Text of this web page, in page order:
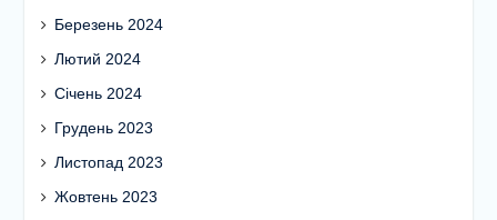
Березень 2024
Лютий 2024
Січень 2024
Грудень 2023
Листопад 2023
Жовтень 2023